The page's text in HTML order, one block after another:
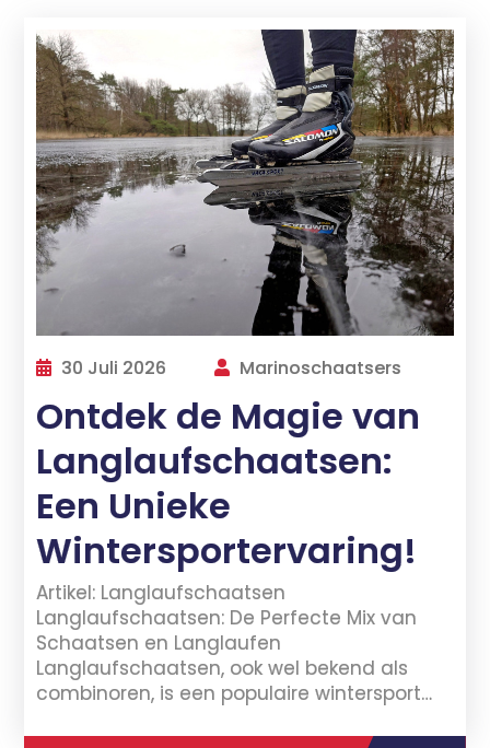
30 Juli 2026 Marinoschaatsers
Ontdek de Magie van
Langlaufschaatsen:
Een Unieke
Wintersportervaring!
Artikel: Langlaufschaatsen
Langlaufschaatsen: De Perfecte Mix van
Schaatsen en Langlaufen
Langlaufschaatsen, ook wel bekend als
combinoren, is een populaire wintersport…